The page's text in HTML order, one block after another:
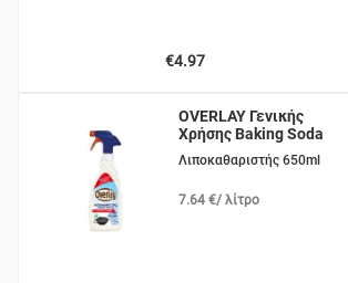
€4.97
OVERLAY Γενικής
Χρήσης Baking Soda
Λιποκαθαριστής 650ml
7.64 €/ λίτρο